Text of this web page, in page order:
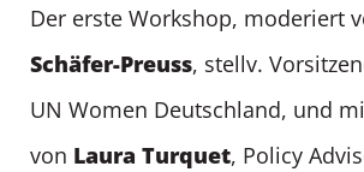
Der erste Workshop, moderiert
Schäfer-Preuss, stellv.
UN Women Deutschland, und
von Laura Turquet, Policy